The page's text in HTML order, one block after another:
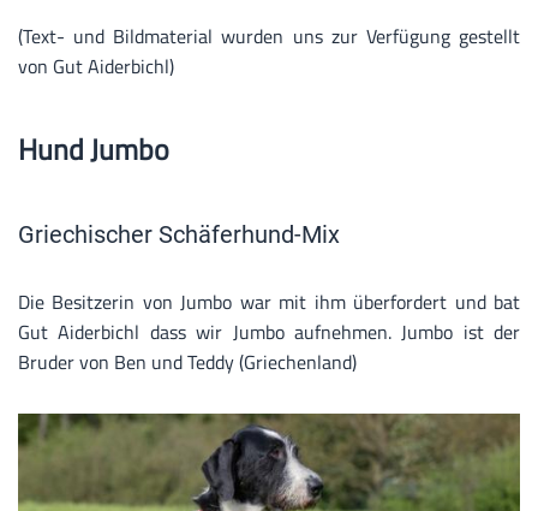
(Text- und Bildmaterial wurden uns zur Verfügung gestellt
von Gut Aiderbichl)
Hund Jumbo
Griechischer Schäferhund-Mix
Die Besitzerin von Jumbo war mit ihm überfordert und bat
Gut Aiderbichl dass wir Jumbo aufnehmen. Jumbo ist der
Bruder von Ben und Teddy (Griechenland)